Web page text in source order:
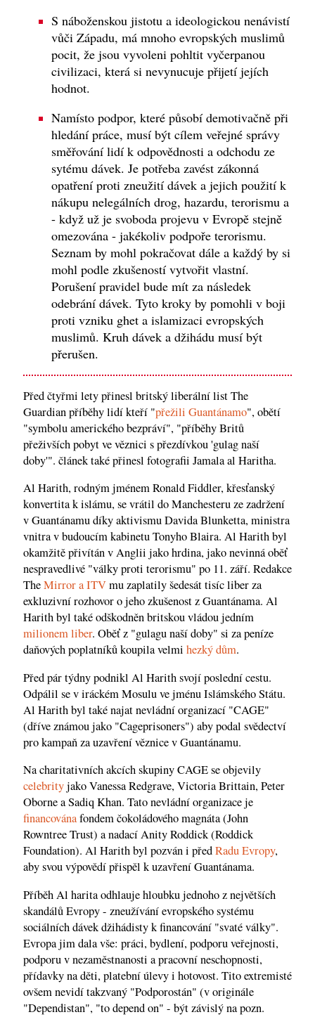
S náboženskou jistotu a ideologickou nenávistí
vůči Západu, má mnoho evropských muslimů
pocit, že jsou vyvoleni pohltit vyčerpanou
civilizaci, která si nevynucuje přijetí jejích
hodnot.
Namísto podpor, které působí demotivačně při
hledání práce, musí být cílem veřejné správy
směřování lidí k odpovědnosti a odchodu ze
sytému dávek. Je potřeba zavést zákonná
opatření proti zneužití dávek a jejich použití k
nákupu nelegálních drog, hazardu, terorismu a
- když už je svoboda projevu v Evropě stejně
omezována - jakékoliv podpoře terorismu.
Seznam by mohl pokračovat dále a každý by si
mohl podle zkušeností vytvořit vlastní.
Porušení pravidel bude mít za následek
odebrání dávek. Tyto kroky by pomohli v boji
proti vzniku ghet a islamizaci evropských
muslimů. Kruh dávek a džihádu musí být
přerušen.
Před čtyřmi lety přinesl britský liberální list The
Guardian příběhy lidí kteří "přežili Guantánamo", obětí
"symbolu amerického bezpráví", "příběhy Britů
přeživších pobyt ve věznici s přezdívkou 'gulag naší
doby'". článek také přinesl fotografii Jamala al Haritha.
Al Harith, rodným jménem Ronald Fiddler, křesťanský
konvertita k islámu, se vrátil do Manchesteru ze zadržení
v Guantánamu díky aktivismu Davida Blunketta, ministra
vnitra v budoucím kabinetu Tonyho Blaira. Al Harith byl
okamžitě přivítán v Anglii jako hrdina, jako nevinná oběť
nespravedlivé "války proti terorismu" po 11. září. Redakce
TheMirror a ITVmu zaplatily šedesát tisíc liber za
exkluzivní rozhovor o jeho zkušenost z Guantánama. Al
Harith byl také odškodněn britskou vládou jedním
milionem liber. Oběť z "gulagu naší doby" si za peníze
daňových poplatníků koupila velmi hezký dům.
Před pár týdny podnikl Al Harith svojí poslední cestu.
Odpálil se v iráckém Mosulu ve jménu Islámského Státu.
Al Harith byl také najat nevládní organizací "CAGE"
(dříve známou jako "Cageprisoners") aby podal svědectví
pro kampaň za uzavření věznice v Guantánamu.
Na charitativních akcích skupiny CAGE se objevily
celebrityjako Vanessa Redgrave, Victoria Brittain, Peter
Oborne a Sadiq Khan. Tato nevládní organizace je
financovánafondem čokoládového magnáta (John
Rowntree Trust) a nadací Anity Roddick (Roddick
Foundation). Al Harith byl pozván i předRadu Evropy,
aby svou výpovědí přispěl k uzavření Guantánama.
Příběh Al harita odhlauje hloubku jednoho z největších
skandálů Evropy - zneužívání evropského systému
sociálních dávek džihádisty k financování "svaté války".
Evropa jim dala vše: práci, bydlení, podporu veřejnosti,
podporu v nezaměstnanosti a pracovní neschopnosti,
přídavky na děti, platební úlevy i hotovost. Tito extremisté
ovšem nevidí takzvaný "Podporostán" (v originále
"Dependistan", "to depend on" - být závislý na pozn.